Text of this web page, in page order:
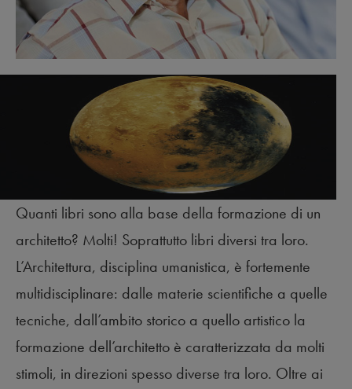
Quanti libri sono alla base della formazione di un
architetto? Molti! Soprattutto libri diversi tra loro.
L’Architettura, disciplina umanistica, è fortemente
multidisciplinare: dalle materie scientifiche a quelle
tecniche, dall’ambito storico a quello artistico la
formazione dell’architetto è caratterizzata da molti
stimoli, in direzioni spesso diverse tra loro. Oltre ai